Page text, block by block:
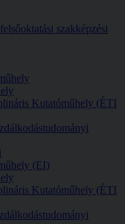
szakképzési
Kutatóműhely (ÉTI
(EI)
Kutatóműhely (ÉTI